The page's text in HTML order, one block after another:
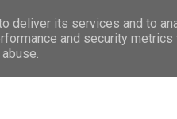
Μυστράς:
deliver its services and to
and security